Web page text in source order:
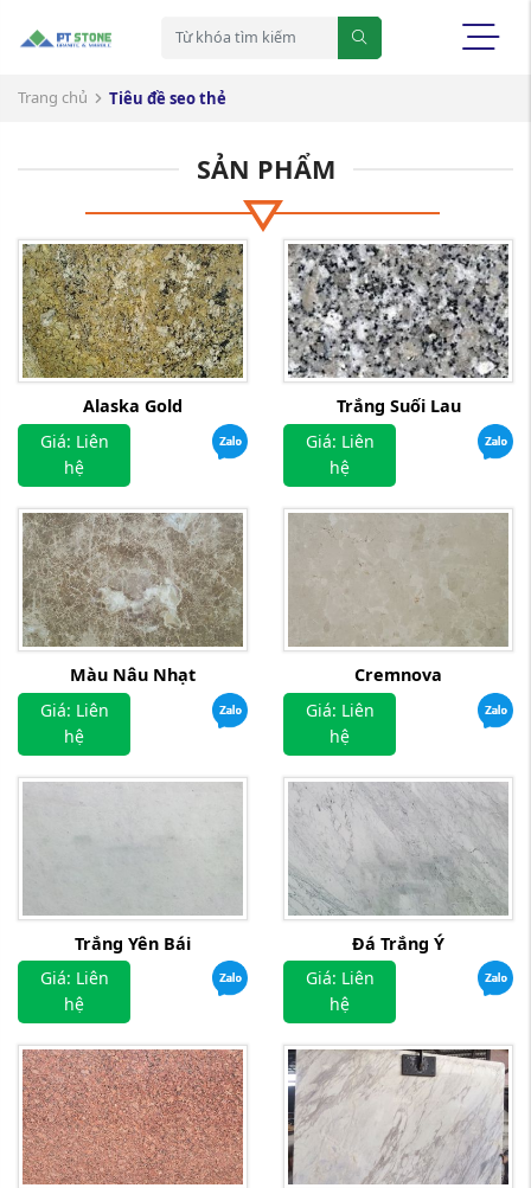
Trang chủ Tiêu đề seo thẻ
SẢN PHẨM
Alaska Gold
Giá: Liên
hệ
Trắng Suối Lau
Giá: Liên
hệ
Màu Nâu Nhạt
Giá: Liên
hệ
Cremnova
Giá: Liên
hệ
Trắng Yên Bái
Giá: Liên
hệ
Đá Trắng Ý
Giá: Liên
hệ